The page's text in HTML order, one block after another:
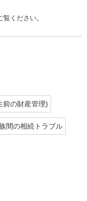
ください。
前の財産管理)
間の相続トラブル